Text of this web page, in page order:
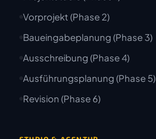
Vorprojekt (Phase 2)
Baueingabeplanung (Phase 3)
Ausschreibung (Phase 4)
Ausführungsplanung (Phase 5)
Revision (Phase 6)